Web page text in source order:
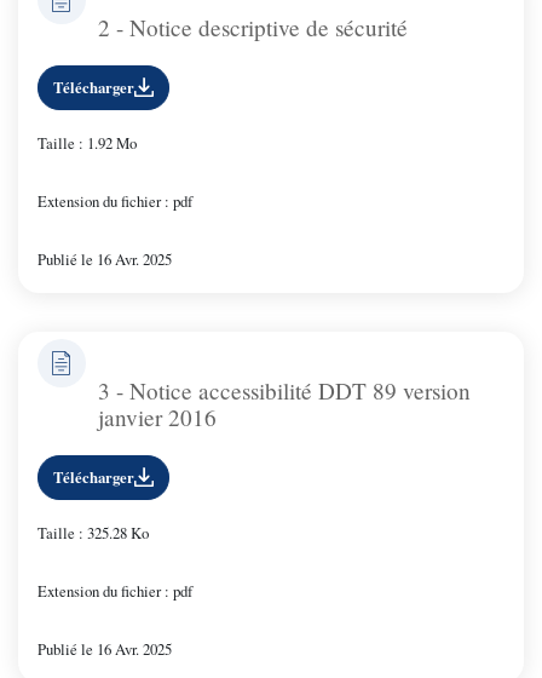
2 - Notice descriptive de sécurité
Télécharger
Taille : 1.92 Mo
Extension du fichier : pdf
Publié le 16 Avr. 2025
3 - Notice accessibilité DDT 89 version
janvier 2016
Télécharger
Taille : 325.28 Ko
Extension du fichier : pdf
Publié le 16 Avr. 2025